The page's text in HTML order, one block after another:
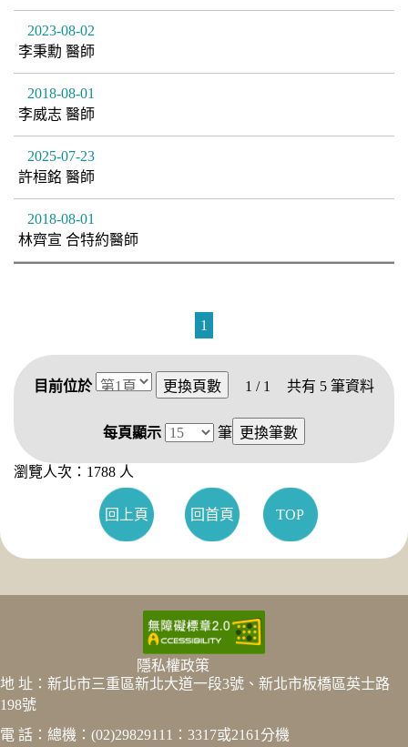
李秉勳 醫師
2023-08-02
李威志 醫師
2018-08-01
許桓銘 醫師
2025-07-23
林齊宣 合特約醫師
2018-08-01
1
目前位於 1 / 1 共有 5 筆資料
每頁顯示 筆
瀏覽人次：1788 人
回上頁 回首頁 TOP
隱私權政策
地 址：新北市三重區新北大道一段3號、新北市板橋區英士路
198號
電 話：總機：(02)29829111：3317或2161分機